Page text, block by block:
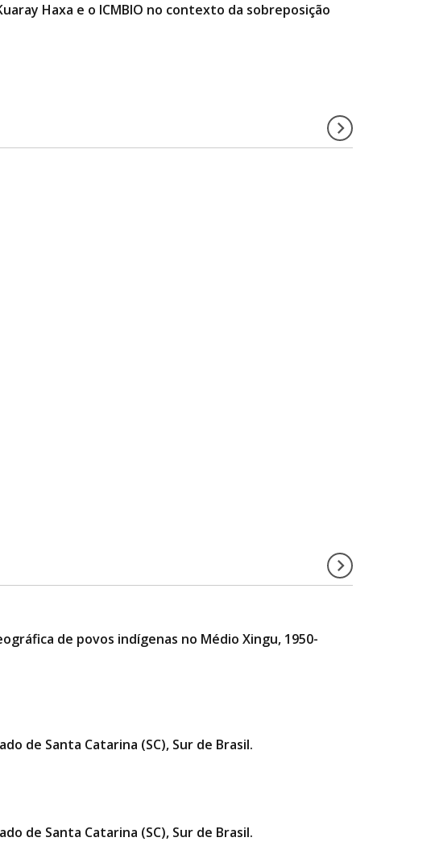
Haxa e o ICMBIO no contexto da sobreposição
de povos indígenas no Médio Xingu, 1950-
de Santa Catarina (SC), Sur de Brasil.
de Santa Catarina (SC), Sur de Brasil.